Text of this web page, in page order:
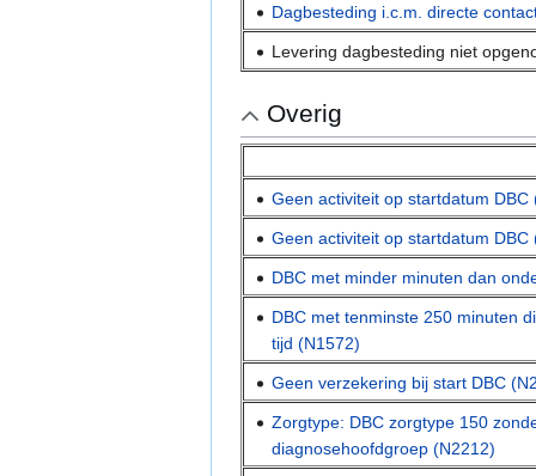
Dagbesteding i.c.m. directe
Levering dagbesteding niet
Overig
Geen activiteit op startdatum DBC
Geen activiteit op startdatum DBC
DBC met minder minuten dan
DBC met tenminste 250 minuten
tijd (N1572)
Geen verzekering bij start DBC
Zorgtype: DBC zorgtype 150
diagnosehoofdgroep (N2212)